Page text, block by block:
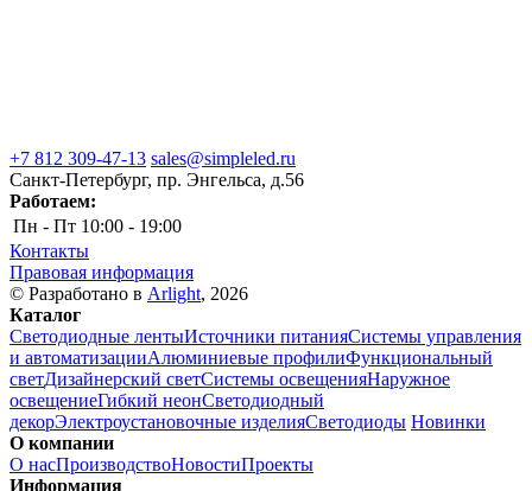
+7 812 309-47-13 sales@simpleled.ru
Санкт-Петербург, пр. Энгельса, д.56
Работаем:
Пн - Пт 10:00 - 19:00
Контакты
Правовая информация
© Разработано в Arlight, 2026
Каталог
Светодиодные лентыИсточники питанияСистемы управления
и автоматизацииАлюминиевые профилиФункциональный
светДизайнерский светСистемы освещенияНаружное
освещениеГибкий неонСветодиодный
декорЭлектроустановочные изделияСветодиоды Новинки
О компании
О насПроизводствоНовостиПроекты
Информация